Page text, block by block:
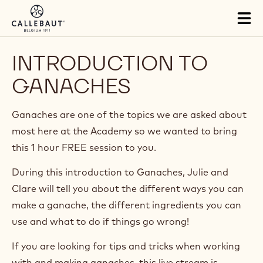
Skip to main content
INTRODUCTION TO
GANACHES
Ganaches are one of the topics we are asked about
most here at the Academy so we wanted to bring
this 1 hour FREE session to you.
During this introduction to Ganaches, Julie and
Clare will tell you about the different ways you can
make a ganache, the different ingredients you can
use and what to do if things go wrong!
If you are looking for tips and tricks when working